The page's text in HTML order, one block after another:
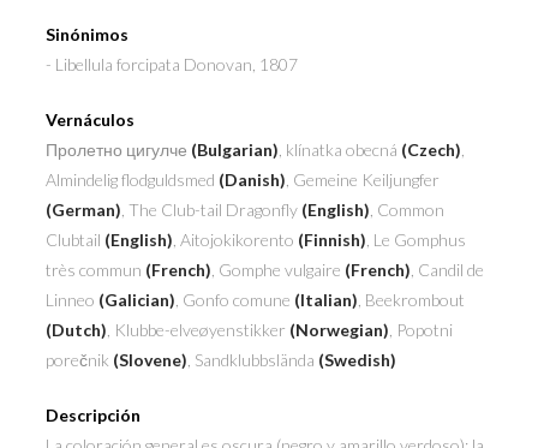
Sinónimos
- Libellula forcipata Donovan, 1807
Vernáculos
Пролетно цигулче (Bulgarian) , klínatka obecná (Czech)
Almindelig flodguldsmed (Danish) , Gemeine Keiljungfer
(German) , The Club-tail Dragonfly (English) , Common
Clubtail (English) , Aitojokikorento (Finnish) , Le Gomphus
très commun (French) , Gomphe vulgaire (French) , Candil de
Linneo (Galician) , Gonfo comune (Italian) , Beekrombout
(Dutch) , Klubbe-elveøyenstikker (Norwegian) , Popotni
porečnik (Slovene) , Sandklubbslända (Swedish)
Descripción